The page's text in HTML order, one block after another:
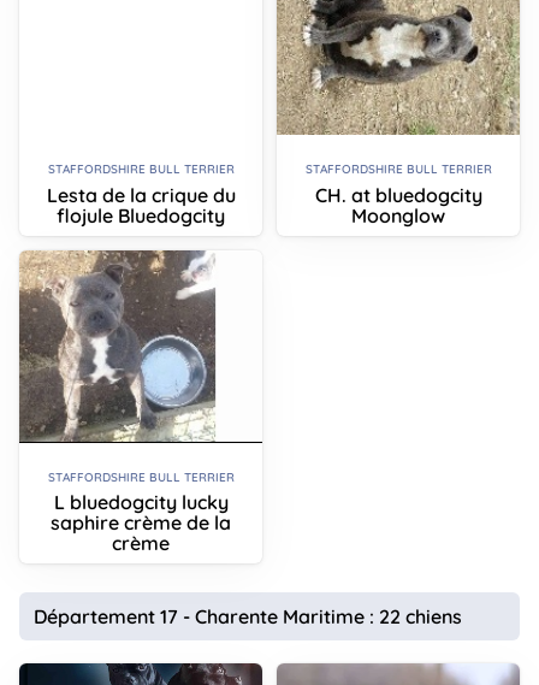
STAFFORDSHIRE BULL TERRIER
Lesta de la crique du
flojule Bluedogcity
STAFFORDSHIRE BULL TERRIER
CH. at bluedogcity
Moonglow
STAFFORDSHIRE BULL TERRIER
L bluedogcity lucky
saphire crème de la
crème
Département 17 - Charente Maritime : 22 chiens